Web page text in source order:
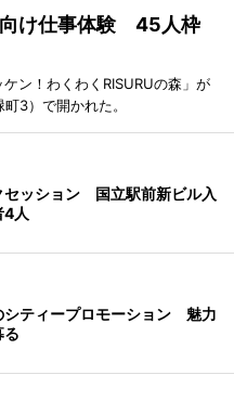
向け仕事体験 45人枠
ン！わくわくRISURUの森」が
3）で開かれた。
セッション 国立駅前新ビル入
4人
シティープロモーション 魅力
る